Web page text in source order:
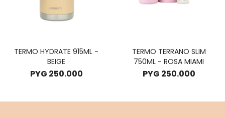
TERMO HYDRATE 915ML -
BEIGE
PYG 250.000
TERMO TERRANO SLIM
750ML - ROSA MIAMI
PYG 250.000